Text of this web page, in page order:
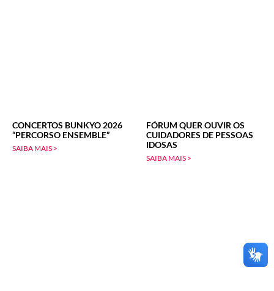
CONCERTOS BUNKYO 2026
“PERCORSO ENSEMBLE”
SAIBA MAIS >
FÓRUM QUER OUVIR OS
CUIDADORES DE PESSOAS
IDOSAS
SAIBA MAIS >